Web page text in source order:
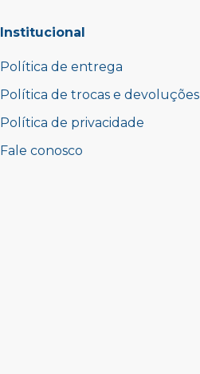
Institucional
Política de entrega
Política de trocas e devoluções
Política de privacidade
Fale conosco